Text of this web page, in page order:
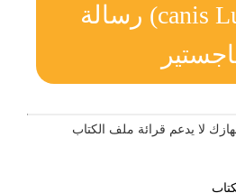
(canis Lupus) On رسالة
لا يدعم قرائة ملف الكتاب